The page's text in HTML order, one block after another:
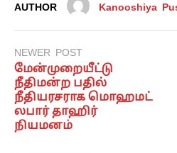
AUTHOR Kanooshiya
NEWER POST
மேன்முறையீட்டு
நீதிமன்ற பதில்
நீதியரசராக மொஹமட்
லபார் தாஹிர்
நியமனம்